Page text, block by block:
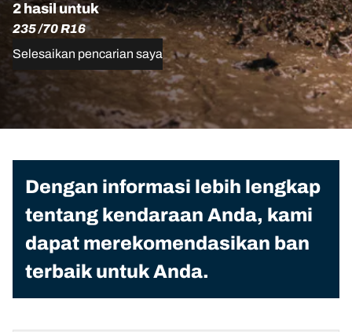
2 hasil untuk
235 /70 R16
Selesaikan pencarian saya
Dengan informasi lebih lengkap
tentang kendaraan Anda, kami
dapat merekomendasikan ban
terbaik untuk Anda.